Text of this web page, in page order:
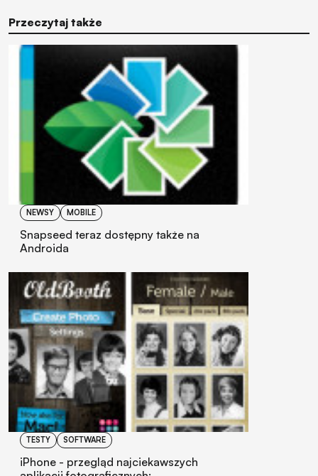
Przeczytaj także
NEWSY MOBILE
Snapseed teraz dostępny także na
Androida
TESTY SOFTWARE
iPhone - przegląd najciekawszych